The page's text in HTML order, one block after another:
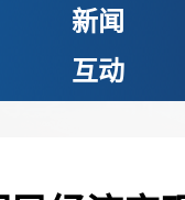
新闻
互动